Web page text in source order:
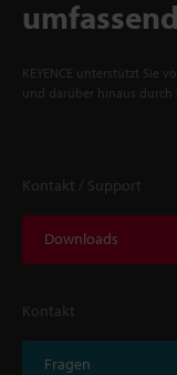
KEYENCE unterstützt Sie
und darüber hinaus durch
Kontakt / Support
Downloads
Kontakt
Fragen